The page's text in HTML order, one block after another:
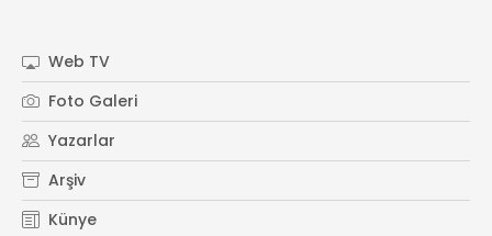
Web TV
Foto Galeri
Yazarlar
Arşiv
Künye